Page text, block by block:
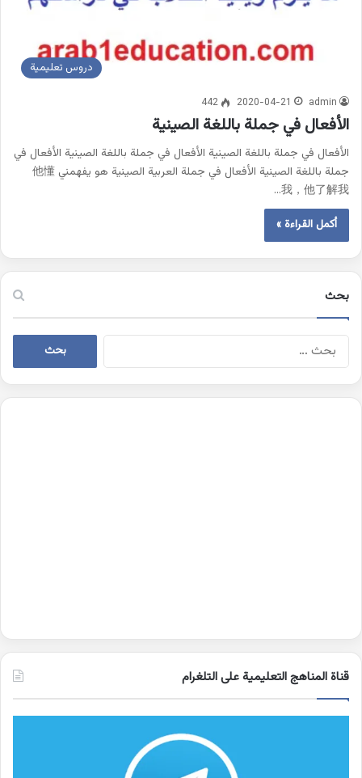
دروس تعليمية
admin
2020-04-21
442
الأفعال في جملة باللغة الصينية
الأفعال في جملة باللغة الصينية الأفعال في جملة باللغة الصينية الأفعال في
جملة باللغة الصينية الأفعال في جملة العربية الصينية هو يفهمني 他懂
我，他了解我…
أكمل القراءة »
بحث
البحث
قناة المناهج التعليمية على التلغرام